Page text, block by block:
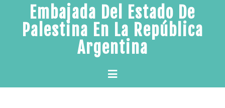
content
Embajada Del Estado De
Palestina En La República
Argentina
Primary
Menu